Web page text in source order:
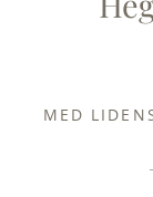
MED